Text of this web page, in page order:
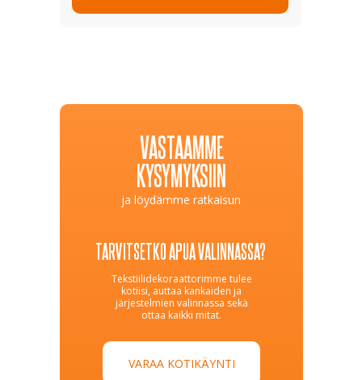
TARVITSETKO APUA VALINNASSA?
Tekstiilidekoraattorimme tulee
kotiisi, auttaa kankaiden ja
järjestelmien valinnassa sekä
ottaa kaikki mitat.
VARAA KOTIKÄYNTI
ja löydämme ratkaisun
VASTAAMME
KYSYMYKSIIN